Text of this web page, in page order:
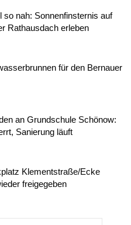
so nah: Sonnenfinsternis auf
Rathausdach erleben
für den Bernauer
an Grundschule Schönow:
Sanierung läuft
Klementstraße/Ecke
freigegeben